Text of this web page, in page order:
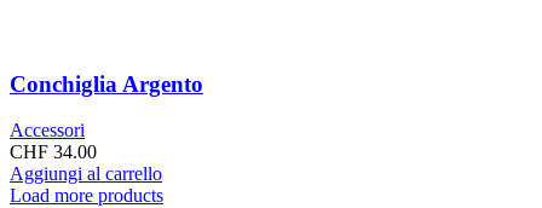
Conchiglia Argento
Accessori
CHF 34.00
Aggiungi al carrello
Load more products